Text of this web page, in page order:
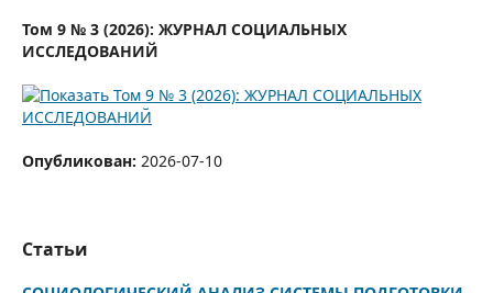
Том 9 № 3 (2026): ЖУРНАЛ СОЦИАЛЬНЫХ
ИССЛЕДОВАНИЙ
Опубликован: 2026-07-10
Статьи